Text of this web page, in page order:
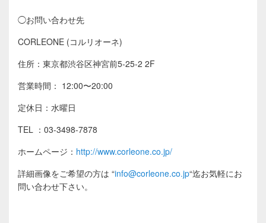
◯お問い合わせ先
CORLEONE (コルリオーネ)
住所：東京都渋谷区神宮前5-25-2 2F
営業時間： 12:00〜20:00
定休日：水曜日
TEL ：03-3498-7878
ホームページ： http://www.corleone.co.jp/
詳細画像をご希望の方は “info@corleone.co.jp“迄お気軽にお
問い合わせ下さい。